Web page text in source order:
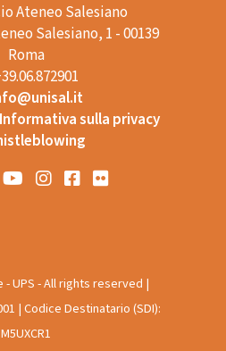
Ateneo Salesiano
Salesiano, 1 - 00139
Roma
sulla privacy
- UPS - All rights reserved |
| Codice Destinatario (SDI):
M5UXCR1